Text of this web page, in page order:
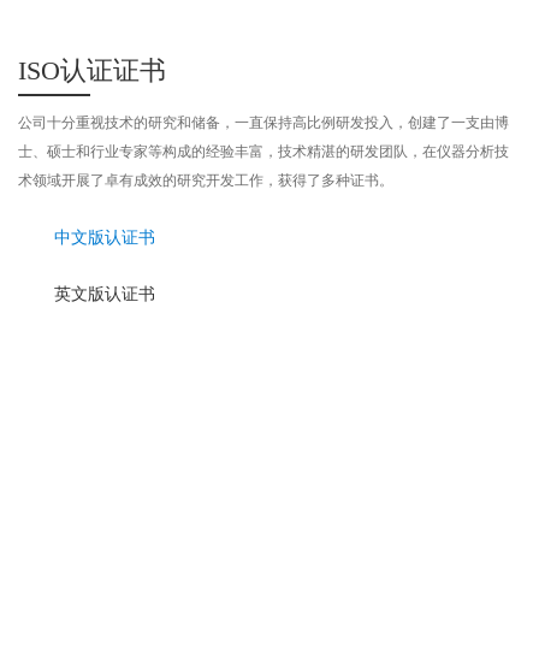
ISO认证证书
公司十分重视技术的研究和储备，一直保持高比例研发投入，创建了一支由博
士、硕士和行业专家等构成的经验丰富，技术精湛的研发团队，在仪器分析技
术领域开展了卓有成效的研究开发工作，获得了多种证书。
中文版认证书
英文版认证书